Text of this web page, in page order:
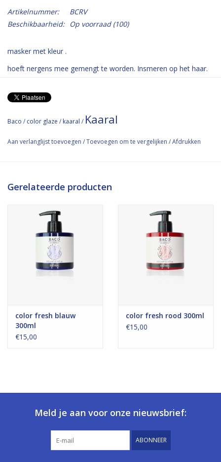
Artikelnummer:
BCRV
Beschikbaarheid:
Op voorraad(100)
masker met kleur .
hoeft nergens mee gemengt te worden. Insmeren op het haar.
Baco / color glaze / kaaral / Kaaral
Aan verlanglijst toevoegen /Toevoegen om te vergelijken /Afdrukken
Gerelateerde producten
color fresh blauw
300ml
€15,00
color fresh rood 300ml
€15,00
Meld je aan voor onze nieuwsbrief:
ABONNEER